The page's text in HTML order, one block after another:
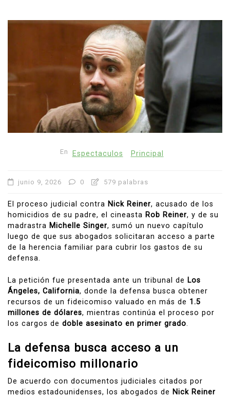
En Espectaculos Principal
junio 9, 2026 0 579 palabras
El proceso judicial contra Nick Reiner, acusado de los
homicidios de su padre, el cineasta Rob Reiner, y de su
madrastra Michelle Singer, sumó un nuevo capítulo
luego de que sus abogados solicitaran acceso a parte
de la herencia familiar para cubrir los gastos de su
defensa.
La petición fue presentada ante un tribunal de Los
Ángeles, California, donde la defensa busca obtener
recursos de un fideicomiso valuado en más de 1.5
millones de dólares, mientras continúa el proceso por
los cargos de doble asesinato en primer grado.
La defensa busca acceso a un
fideicomiso millonario
De acuerdo con documentos judiciales citados por
medios estadounidenses, los abogados de Nick Reiner